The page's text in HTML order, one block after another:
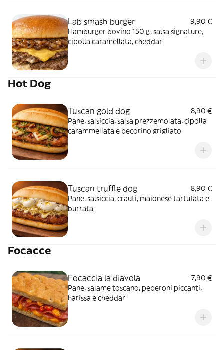
Lab smash burger
9,90 €
Hamburger bovino 150 g, salsa signature,
cipolla caramellata, cheddar
Hot Dog
Tuscan gold dog
8,90 €
Pane, salsiccia, salsa prezzemolata, cipolla
carammellata e pecorino grigliato
Tuscan truffle dog
8,90 €
Pane, salsiccia, crauti, maionese tartufata e
burrata
Focacce
Focaccia la diavola
7,90 €
Pane, salame toscano, peperoni piccanti,
harissa e cheddar